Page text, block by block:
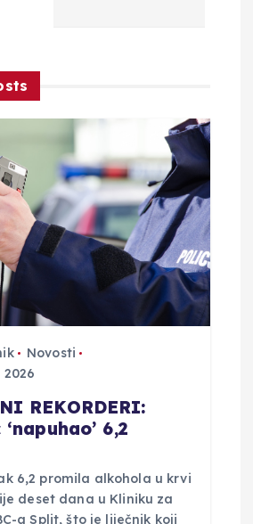
Novosti
REKORDERI:
6,2
6,2 promila alkohola u krvi
deset dana u Kliniku za
a Split, što je liječnik koji